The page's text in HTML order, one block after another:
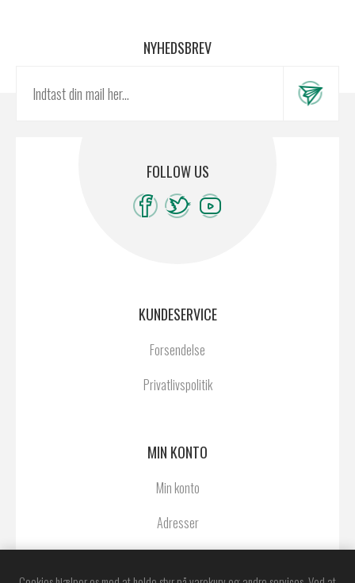
NYHEDSBREV
FOLLOW US
KUNDESERVICE
Forsendelse
Privatlivspolitik
MIN KONTO
Min konto
Adresser